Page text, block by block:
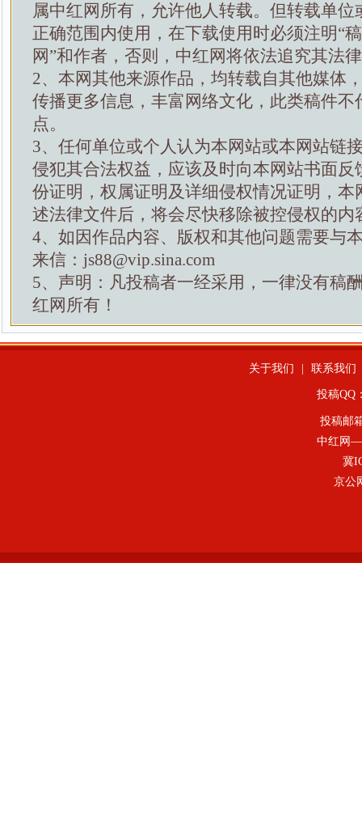
属中红网所有，允许他人转载。但转载单位
正确范围内使用，在下载使用时必须注明“
网”和作者，否则，中红网将依法追究其法
2、本网其他来源作品，均转载自其他媒体
传播更多信息，丰富网络文化，此类稿件不
点。
3、任何单位或个人认为本网站或本网站链
侵犯其合法权益，应该及时向本网站书面反
份证明，权属证明及详细侵权情况证明，本
述法律文件后，将会尽快移除被控侵权的内
4、如因作品内容、版权和其他问题需要与
来信：js88@vip.sina.com
5、声明：凡投稿者一经采用，一律没有稿
红网所有！
关于我们 联系我们
投稿QQ
投稿邮
中红网—
冀
京公